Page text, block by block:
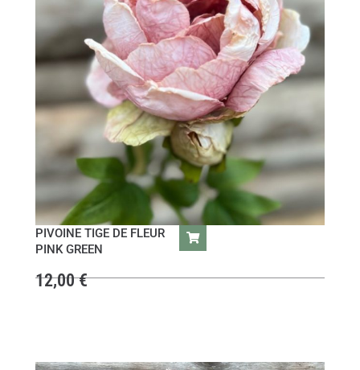
PIVOINE TIGE DE FLEUR
PINK GREEN
12,00€